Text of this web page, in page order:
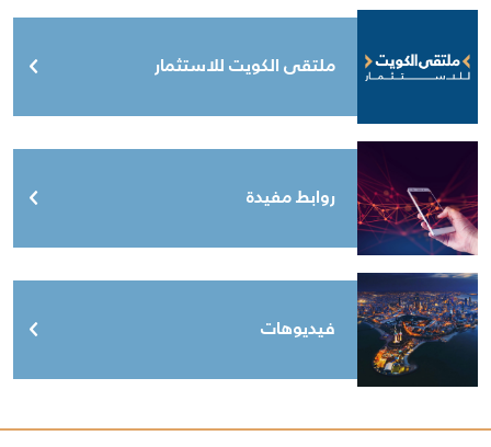
ملتقى الكويت للاستثمار
روابط مفيدة
فيديوهات